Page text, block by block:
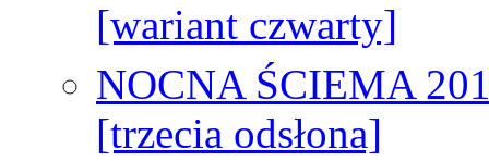
[wariant czwarty]
NOCNA ŚCIEMA
[trzecia odsłona]